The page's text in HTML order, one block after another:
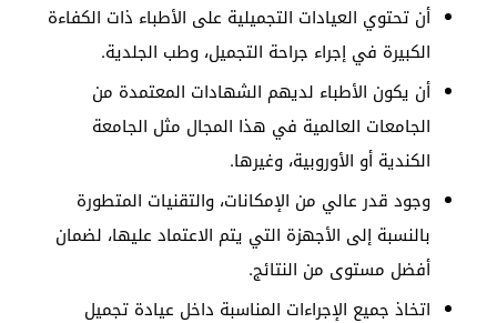
أن تحتوي العيادات التجميلية على الأطباء ذات الكفاءة
الكبيرة في إجراء جراحة التجميل، وطب الجلدية.
أن يكون الأطباء لديهم الشهادات المعتمدة من
الجامعات العالمية في هذا المجال مثل الجامعة
الكندية أو الأوروبية، وغيرها.
وجود قدر عالي من الإمكانات، والتقنيات المتطورة
بالنسبة إلى الأجهزة التي يتم الاعتماد عليها، لضمان
أفضل مستوى من النتائج.
اتخاذ جميع الإجراءات المناسبة داخل عيادة تجميل